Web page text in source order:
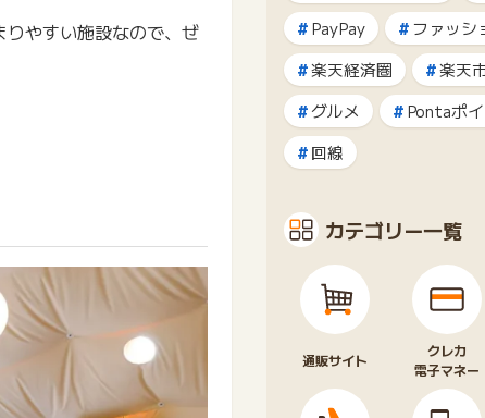
やすい施設なので、ぜ
PayPay
ファッシ
楽天経済圏
楽天
グルメ
Pontaポ
回線
カテゴリー一覧
通販サイト
クレカ
電子マネー